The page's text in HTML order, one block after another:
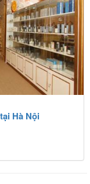
Hà Nội